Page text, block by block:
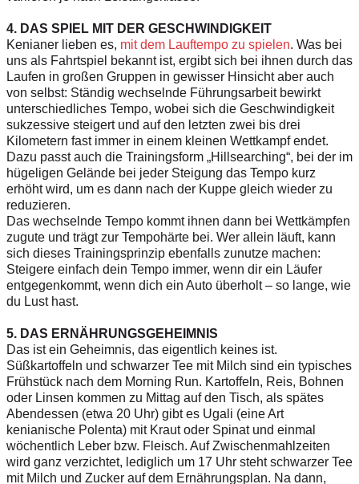
4. DAS SPIEL MIT DER GESCHWINDIGKEIT
Kenianer lieben es, mit dem Lauftempo­ zu spielen. Was bei
uns als Fahrtspiel bekannt ist, ergibt sich bei ihnen durch das
Laufen in großen Gruppen in gewisser Hinsicht aber auch
von selbst: Ständig wechselnde Führungsarbeit bewirkt
unterschiedliches Tempo, wobei sich die Geschwindigkeit
sukzessive steigert und auf den letzten zwei bis drei
Kilometern fast immer in einem kleinen Wettkampf endet.
Dazu passt auch die Trainingsform „Hill­searching“, bei der im
hügeligen Gelände bei jeder Steigung das Tempo kurz
erhöht wird, um es dann nach der Kuppe gleich wieder zu
reduzieren.
Das wechselnde Tempo kommt ihnen dann bei Wettkämpfen
zugute und trägt zur Tempohärte bei. Wer allein läuft, kann
sich dieses Trainingsprinzip ebenfalls zunutze machen:
Steigere einfach dein Tempo immer, wenn dir ein Läufer
entgegenkommt, wenn dich ein Auto überholt – so lange, wie
du Lust hast.
5. DAS ERNÄHRUNGSGEHEIMNIS
Das ist ein Geheimnis, das eigentlich keines ist.
Süßkartoffeln und schwarzer Tee mit Milch sind ein typisches
Frühstück nach dem Morning Run. Kartoffeln, Reis, Bohnen
oder Linsen kommen zu Mittag auf den Tisch, als spätes
Abendessen (etwa 20 Uhr) gibt es Ugali (eine Art
kenianische Polenta) mit Kraut oder Spinat und einmal
wöchentlich Leber bzw. Fleisch. Auf Zwischenmahlzeiten
wird ganz verzichtet, lediglich um 17 Uhr steht schwarzer Tee
mit Milch und Zucker auf dem Ernährungsplan. Na dann,